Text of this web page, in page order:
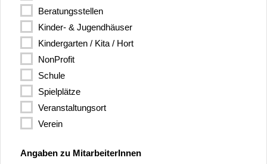
Beratungsstellen
Kinder- & Jugendhäuser
Kindergarten / Kita / Hort
NonProfit
Schule
Spielplätze
Veranstaltungsort
Verein
Angaben zu MitarbeiterInnen